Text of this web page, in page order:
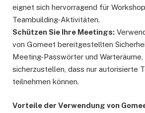
eignet sich hervorragend für
Teambuilding-Aktivitäten.
Schützen Sie Ihre Meetings:
von Gomeet bereitgestellten
Meeting-Passwörter und Warteräume,
sicherzustellen, dass nur autorisierte
teilnehmen können.
Vorteile der Verwendung von